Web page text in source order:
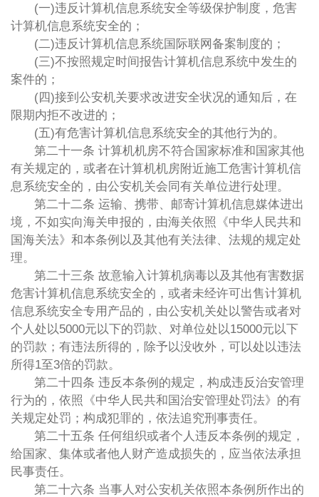
(一)违反计算机信息系统安全等级保护制度，危害
计算机信息系统安全的；
(二)违反计算机信息系统国际联网备案制度的；
(三)不按照规定时间报告计算机信息系统中发生的
案件的；
(四)接到公安机关要求改进安全状况的通知后，在
限期内拒不改进的；
(五)有危害计算机信息系统安全的其他行为的。
第二十一条 计算机机房不符合国家标准和国家其他
有关规定的，或者在计算机机房附近施工危害计算机信
息系统安全的，由公安机关会同有关单位进行处理。
第二十二条 运输、携带、邮寄计算机信息媒体进出
境，不如实向海关申报的，由海关依照《中华人民共和
国海关法》和本条例以及其他有关法律、法规的规定处
理。
第二十三条 故意输入计算机病毒以及其他有害数据
危害计算机信息系统安全的，或者未经许可出售计算机
信息系统安全专用产品的，由公安机关处以警告或者对
个人处以5000元以下的罚款、对单位处以15000元以下
的罚款；有违法所得的，除予以没收外，可以处以违法
所得1至3倍的罚款。
第二十四条 违反本条例的规定，构成违反治安管理
行为的，依照《中华人民共和国治安管理处罚法》的有
关规定处罚；构成犯罪的，依法追究刑事责任。
第二十五条 任何组织或者个人违反本条例的规定，
给国家、集体或者他人财产造成损失的，应当依法承担
民事责任。
第二十六条 当事人对公安机关依照本条例所作出的